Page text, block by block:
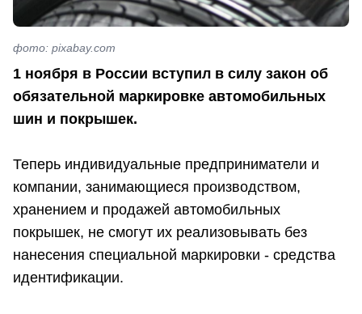
фото: pixabay.com
1 ноября в России вступил в силу закон об
обязательной маркировке автомобильных
шин и покрышек.
Теперь индивидуальные предприниматели и
компании, занимающиеся производством,
хранением и продажей автомобильных
покрышек, не смогут их реализовывать без
нанесения специальной маркировки - средства
идентификации.